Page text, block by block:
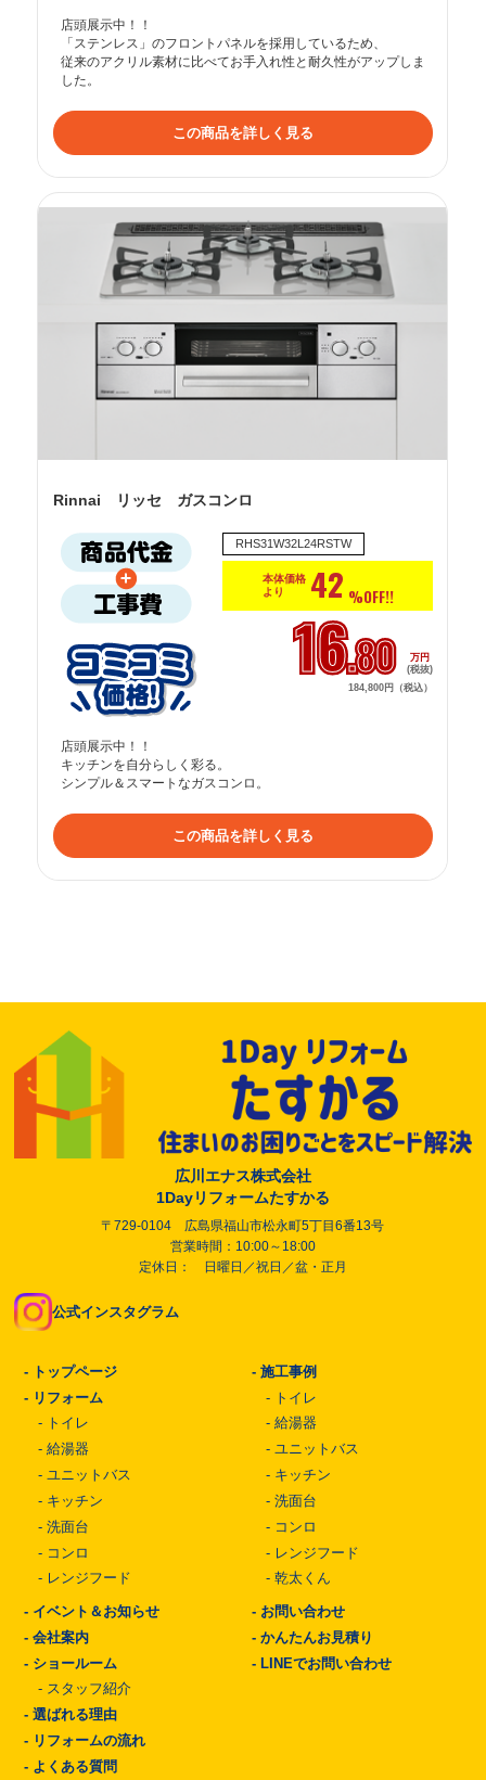
店頭展示中！！
「ステンレス」のフロントパネルを採用しているため、
従来のアクリル素材に比べてお手入れ性と耐久性がアップしま
した。
この商品を詳しく見る
Rinnai リッセ ガスコンロ
RHS31W32L24RSTW
本体価格
より
42 %OFF!!
16.80
万円
(税抜)
184,800円（税込）
店頭展示中！！
キッチンを自分らしく彩る。
シンプル＆スマートなガスコンロ。
この商品を詳しく見る
広川エナス株式会社
1Dayリフォームたすかる
〒729-0104 広島県福山市松永町5丁目6番13号
営業時間：10:00～18:00
定休日： 日曜日／祝日／盆・正月
公式インスタグラム
- トップページ
- リフォーム
- トイレ
- 給湯器
- ユニットバス
- キッチン
- 洗面台
- コンロ
- レンジフード
-施工事例
- トイレ
-給湯器
-ユニットバス
- キッチン
-洗面台
- コンロ
- レンジフード
-乾太くん
- イベント＆お知らせ
- 会社案内
- ショールーム
- スタッフ紹介
- 選ばれる理由
- リフォームの流れ
- よくある質問
- お問い合わせ
-かんたんお見積り
-LINEでお問い合わせ